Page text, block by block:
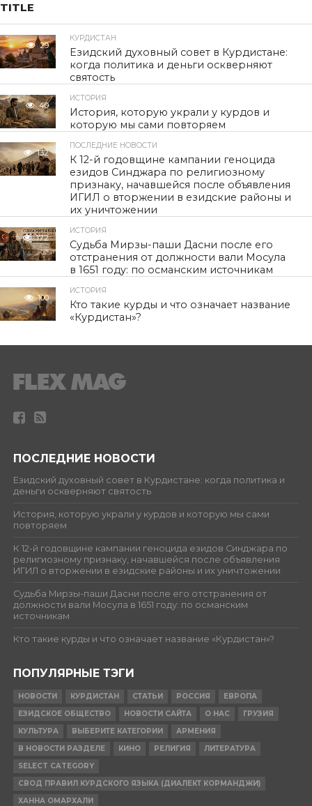
TITLE
29
КУРДИСТАН
Езидский духовный совет в Курдистане:
когда политика и деньги оскверняют
святость
40
ИСТОРИЯ
История, которую украли у курдов и
которую мы сами повторяем
132
ПОСЛЕДНИЕ НОВОСТИ
К 12-й годовщине кампании геноцида
езидов Синджара по религиозному
признаку, начавшейся после объявления
ИГИЛ о вторжении в езидские районы и
их уничтожении
172
ИСТОРИЯ
Судьба Мирзы-паши Дасни после его
отстранения от должности вали Мосула
в 1651 году: по османским источникам
100
ИСТОРИЯ
Кто такие курды и что означает название
«Курдистан»?
ПОСЛЕДНИЕ НОВОСТИ
Езидский духовный совет в Курдистане: когда политика и
деньги оскверняют святость
История, которую украли у курдов и которую мы сами
повторяем
К 12-й годовщине кампании геноцида езидов Синджара по
религиозному признаку, начавшейся после объявления
ИГИЛ о вторжении в езидские районы и их уничтожении
Судьба Мирзы-паши Дасни после его отстранения от
должности вали Мосула в 1651 году: по османским
источникам
Кто такие курды и что означает название «Курдистан»?
ПОПУЛЯРНЫЕ ТЭГИ
НОВОСТИ КУРДИСТАН СТАТЬИ РОССИЯ
ЕВРОПА
ЕЗИДСКОЕ ОБЩЕСТВО
НОВОСТИ САЙТА О НАС
ГРУЗИЯ
КУЛЬТУРА
ВЫБЕРИТЕ КАТЕГОРИИ
АРМЕНИЯ
В НОВОСТИ РАЗДЕЛЕ
КИНО РЕЛИГИЯ
ЛИТЕРАТУРА
SELECT CATEGORY
СВОД ПРАВИЛ КУРДСКОГО ЯЗЫКА (ДИАЛЕКТ КОРМАНДЖИ)
ХАННА ОМАРХАЛИ